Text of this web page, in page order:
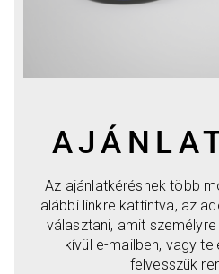
Az ajánlatkérésnek több
alábbi linkre kattintva, az
választani, amit személyre
kívül e-mailben, vagy
felvesszük